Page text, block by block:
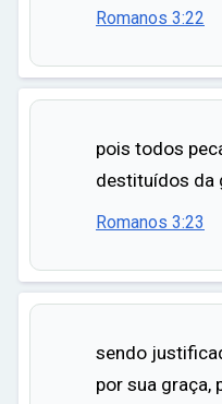
Romanos 3:22
pois todos
destituídos da
Romanos 3:23
sendo
por sua graça,